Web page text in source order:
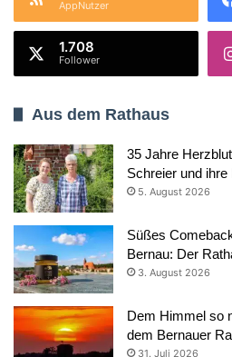
AppNutzer
1.708
Follower
Aus dem Rathaus
35 Jahre
Schreier und
5. August 2026
Süßes
Bernau: Der
3. August 2026
Dem Himmel so
dem Bernauer
31. Juli 2026